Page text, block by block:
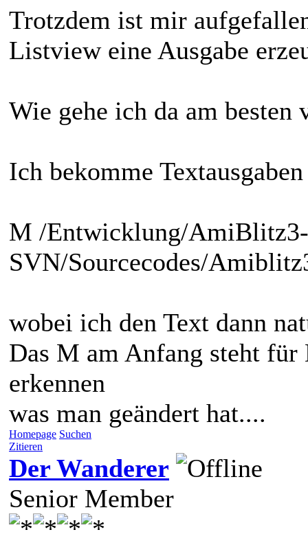
Trotzdem ist mir
Listview eine Ausgabe
Wie gehe ich da am besten
Ich bekomme
M /Entwicklung/AmiBlitz3-
SVN/Sourcecodes/
wobei ich den Text dann
Das M am Anfang steht
erkennen
was man geändert hat....
Homepage Suchen
Zitieren
Der Wanderer
Senior Member